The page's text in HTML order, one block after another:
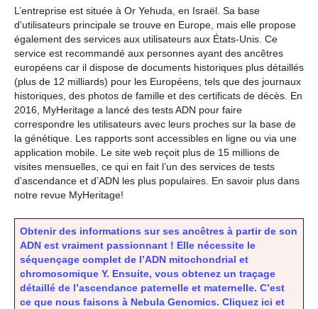
L’entreprise est située à Or Yehuda, en Israël. Sa base
d’utilisateurs principale se trouve en Europe, mais elle propose
également des services aux utilisateurs aux États-Unis. Ce
service est recommandé aux personnes ayant des ancêtres
européens car il dispose de documents historiques plus détaillés
(plus de 12 milliards) pour les Européens, tels que des journaux
historiques, des photos de famille et des certificats de décès. En
2016, MyHeritage a lancé des tests ADN pour faire
correspondre les utilisateurs avec leurs proches sur la base de
la génétique. Les rapports sont accessibles en ligne ou via une
application mobile. Le site web reçoit plus de 15 millions de
visites mensuelles, ce qui en fait l’un des services de tests
d’ascendance et d’ADN les plus populaires. En savoir plus dans
notre revue MyHeritage!
Obtenir des informations sur ses ancêtres à partir de son
ADN est vraiment passionnant ! Elle nécessite le
séquençage complet de l’ADN mitochondrial et
chromosomique Y. Ensuite, vous obtenez un traçage
détaillé de l’ascendance paternelle et maternelle. C’est
ce que nous faisons à Nebula Genomics. Cliquez ici et